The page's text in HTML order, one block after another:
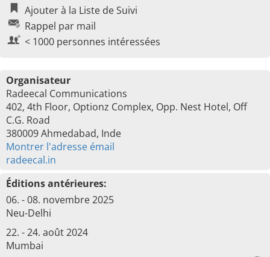
Ajouter à la Liste de Suivi
Rappel par mail
< 1000 personnes intéressées
Organisateur
Radeecal Communications
402, 4th Floor, Optionz Complex, Opp. Nest Hotel, Off
C.G. Road
380009 Ahmedabad, Inde
Montrer l'adresse émail
radeecal.in
Éditions antérieures:
06. - 08. novembre 2025
Neu-Delhi
22. - 24. août 2024
Mumbai